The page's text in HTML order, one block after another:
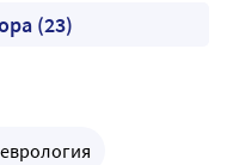
(23)